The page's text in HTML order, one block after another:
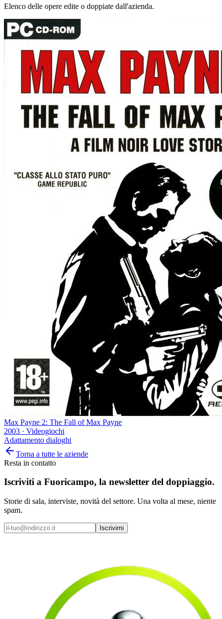
Elenco delle opere edite o doppiate dall'azienda.
Max Payne 2: The Fall of Max Payne
2003 · Videogiochi
Adattamento dialoghi
Torna a tutte le aziende
Resta in contatto
Iscriviti a Fuoricampo, la newsletter del doppiaggio.
Storie di sala, interviste, novità del settore. Una volta al mese, niente
spam.
Iscrivimi